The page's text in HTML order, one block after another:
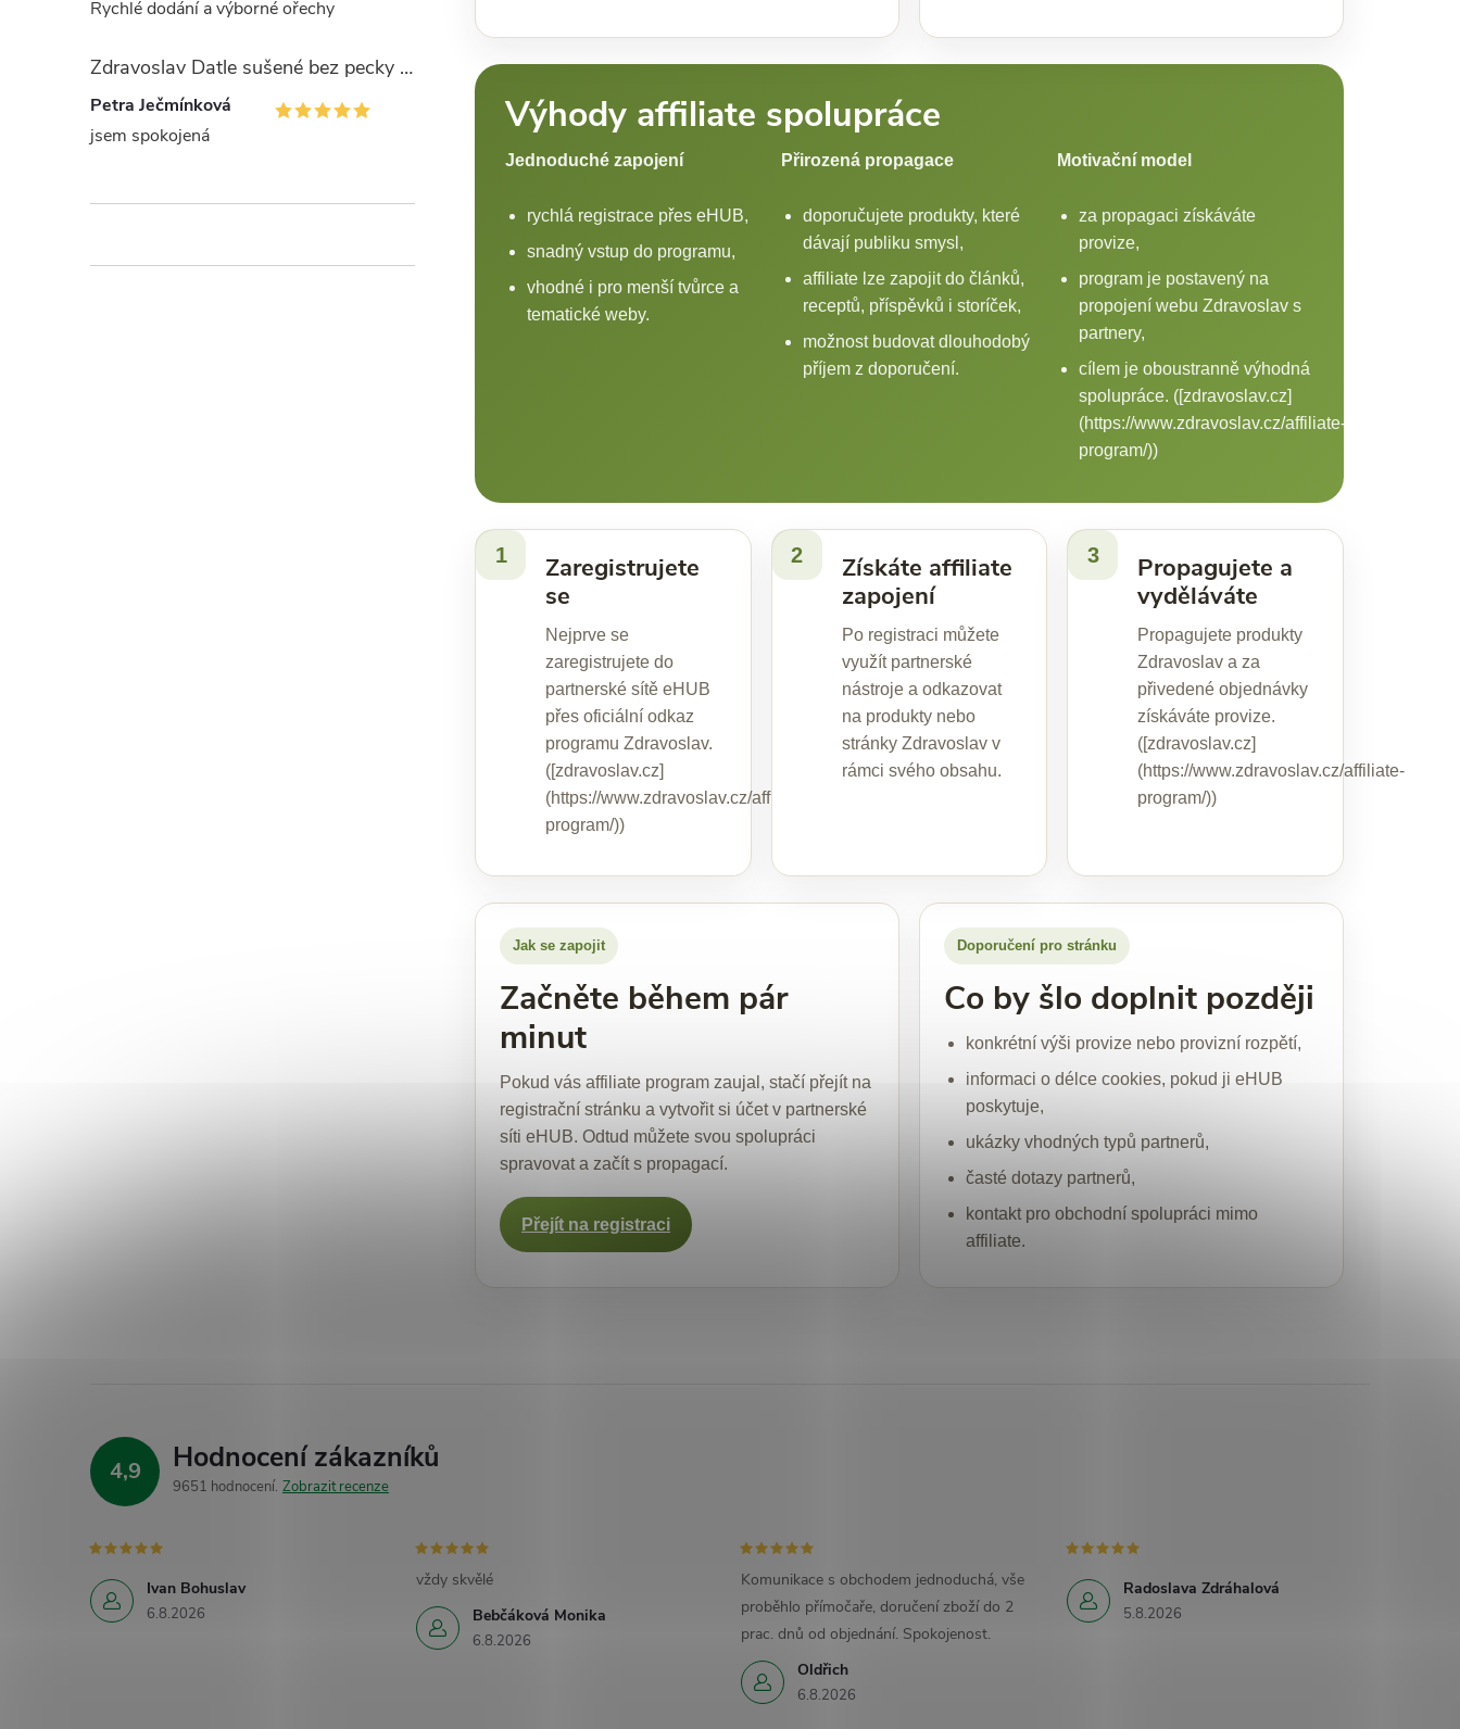
Rychlé dodání a výborné ořechy
Zdravoslav Datle sušené bez pecky - Deglet Nour 1000 g
Petra Ječmínková
jsem spokojená
Výhody affiliate spolupráce
Jednoduché zapojení
rychlá registrace přes eHUB,
snadný vstup do programu,
vhodné i pro menší tvůrce a
tematické weby.
Přirozená propagace
doporučujete produkty, které
dávají publiku smysl,
affiliate lze zapojit do článků,
receptů, příspěvků i storíček,
možnost budovat dlouhodobý
příjem z doporučení.
Motivační model
za propagaci získáváte
provize,
program je postavený na
propojení webu Zdravoslav s
partnery,
cílem je oboustranně výhodná
spolupráce. ([zdravoslav.cz]
(https://www.zdravoslav.cz/affiliate-
program/))
1
Zaregistrujete
se
Nejprve se
zaregistrujete do
partnerské sítě eHUB
přes oficiální odkaz
programu Zdravoslav.
([zdravoslav.cz]
(https://www.zdravoslav.cz/affiliate-
program/))
2
Získáte affiliate
zapojení
Po registraci můžete
využít partnerské
nástroje a odkazovat
na produkty nebo
stránky Zdravoslav v
rámci svého obsahu.
3
Propagujete a
vyděláváte
Propagujete produkty
Zdravoslav a za
přivedené objednávky
získáváte provize.
([zdravoslav.cz]
(https://www.zdravoslav.cz/affiliate-
program/))
Jak se zapojit
Začněte během pár
minut
Pokud vás affiliate program zaujal, stačí přejít na
registrační stránku a vytvořit si účet v partnerské
síti eHUB. Odtud můžete svou spolupráci
spravovat a začít s propagací.
Přejít na registraci
Doporučení pro stránku
Co by šlo doplnit později
konkrétní výši provize nebo provizní rozpětí,
informaci o délce cookies, pokud ji eHUB
poskytuje,
ukázky vhodných typů partnerů,
časté dotazy partnerů,
kontakt pro obchodní spolupráci mimo
affiliate.
4,9 Hodnocení zákazníků
9651 hodnocení Zobrazit recenze
Ivan Bohuslav
6.8.2026 Bebčáková Monika
6.8.2026
vždy skvělé
Oldřich
6.8.2026
Komunikace s obchodem jednoduchá, vše
proběhlo přímočaře, doručení zboží do 2
prac. dnů od objednání. Spokojenost.
Radoslava Zdráhalová
5.8.2026